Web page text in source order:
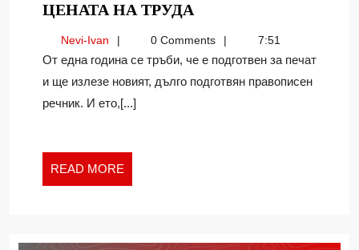
ЦЕНАТА НА ТРУДА
РЕЧНИК
И
ЦЕНАТА
Nevi-IvanNevi-
Ivan
0 Comments 7:51
От една година се тръби, че е подготвен за печат
и ще излезе новият, дълго подготвян правописен
речник. И ето,[...]
READ MORE
MORE